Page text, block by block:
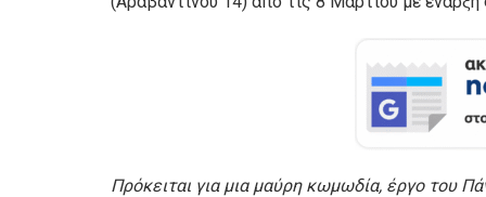
Πρόκειται για μια μαύρη κωμωδία, έργο του